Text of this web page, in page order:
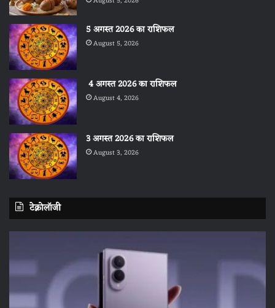
5 अगस्त 2026 का राशिफल
August 5, 2026
4 अगस्त 2026 का राशिफल
August 4, 2026
3 अगस्त 2026 का राशिफल
August 3, 2026
टेक्नोलॉजी